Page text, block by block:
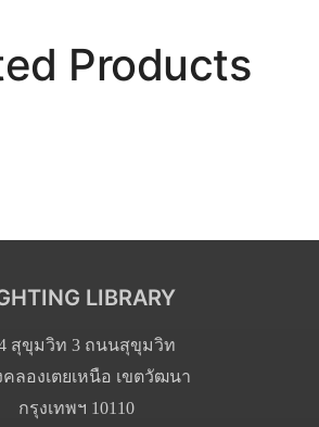
Products
LIBRARY
สุขุมวิท 3 ถนนสุขุมวิท
ลองเตยเหนือ เขตวัฒนา
กรุงเทพฯ 10110